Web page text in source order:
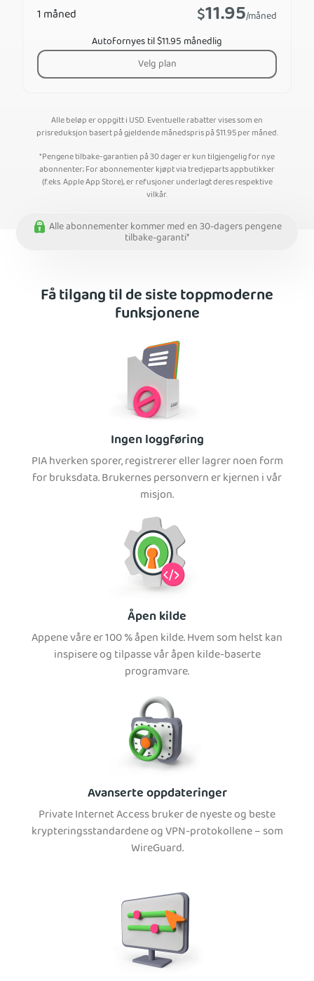
1 måned $11.95/måned
Autofornyes til $11.95 månedlig
Velg plan
Alle beløp er oppgitt i USD. Eventuelle rabatter vises som en
prisreduksjon basert på gjeldende månedspris på$11.95per måned.
*Pengene tilbake-garantien på 30 dager er kun tilgjengelig for nye
abonnenter; For abonnementer kjøpt via tredjeparts appbutikker
(f.eks. Apple App Store), er refusjoner underlagt deres respektive
vilkår.
Alle abonnementer kommer med en 30-dagers pengene
tilbake-garanti*
Få tilgang til de siste toppmoderne
funksjonene
Ingen loggføring
PIA hverken sporer, registrerer eller lagrer noen form
for bruksdata. Brukernes personvern er kjernen i vår
misjon.
Åpen kilde
Appene våre er 100 % åpen kilde. Hvem som helst kan
inspisere og tilpasse vår åpen kilde-baserte
programvare.
Avanserte oppdateringer
Private Internet Access bruker de nyeste og beste
krypteringsstandardene og VPN-protokollene – som
WireGuard.